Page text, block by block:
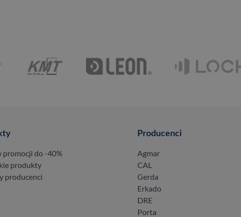
promocji do -40%
produkty
producenci
Producenci
Agmar
CAL
Gerda
Erkado
DRE
Porta